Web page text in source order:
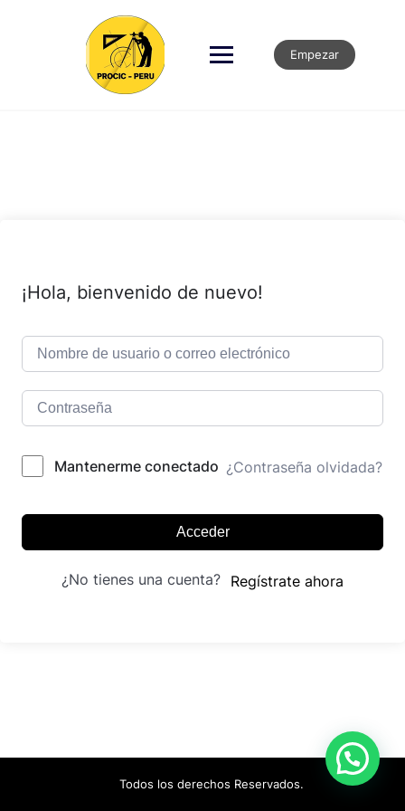
Empezar
¡Hola, bienvenido de nuevo!
Mantenerme conectado ¿Contraseña olvidada?
Acceder
¿No tienes una cuenta? Regístrate ahora
Todos los derechos Reservados.